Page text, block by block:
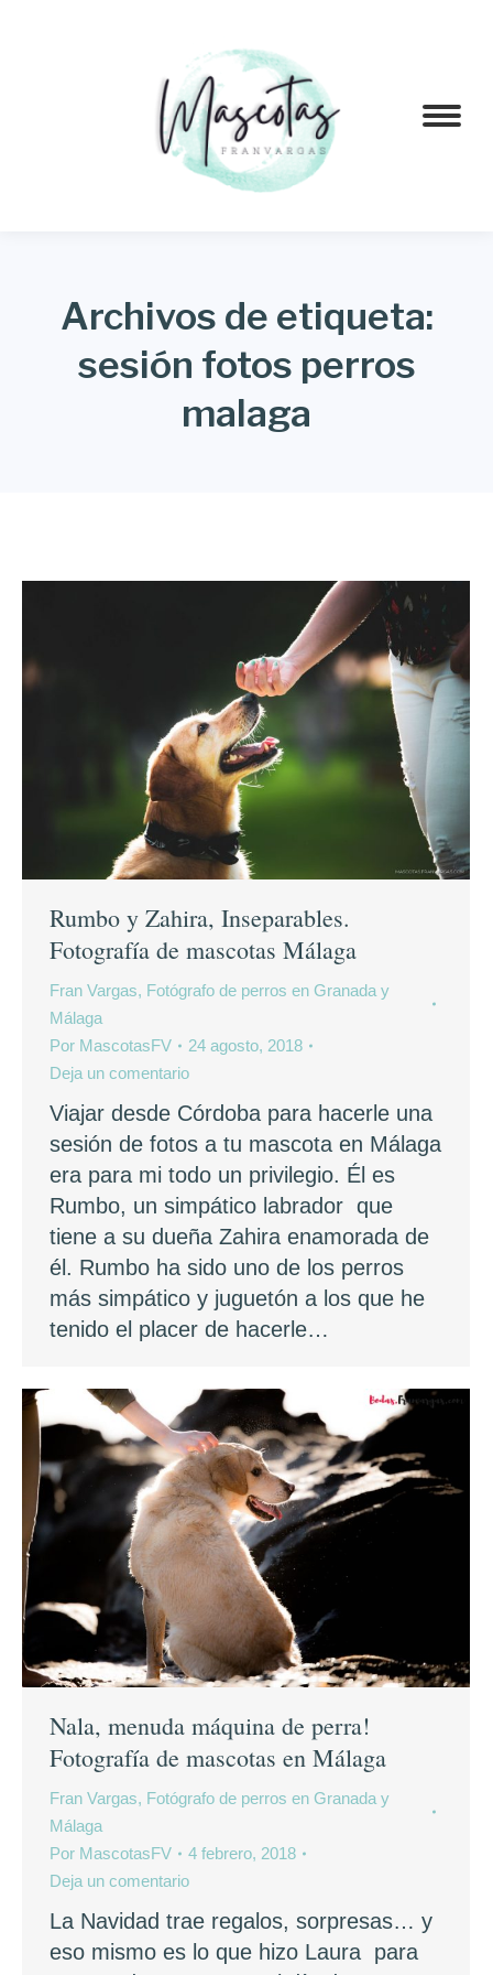
Archivos de etiqueta:
sesión fotos perros
malaga
Rumbo y Zahira, Inseparables.
Fotografía de mascotas Málaga
Fran Vargas, Fotógrafo de perros en Granada y
Málaga
Por MascotasFV
24 agosto, 2018
Deja un comentario
Viajar desde Córdoba para hacerle una
sesión de fotos a tu mascota en Málaga
era para mi todo un privilegio. Él es
Rumbo, un simpático labrador que
tiene a su dueña Zahira enamorada de
él. Rumbo ha sido uno de los perros
más simpático y juguetón a los que he
tenido el placer de hacerle…
Nala, menuda máquina de perra!
Fotografía de mascotas en Málaga
Fran Vargas, Fotógrafo de perros en Granada y
Málaga
Por MascotasFV
4 febrero, 2018
Deja un comentario
La Navidad trae regalos, sorpresas… y
eso mismo es lo que hizo Laura para